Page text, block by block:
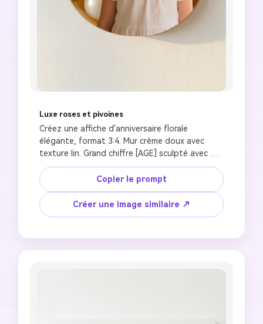
Luxe roses et pivoines
Créez une affiche d'anniversaire florale
élégante, format 3:4. Mur crème doux avec
texture lin. Grand chiffre [AGE] sculpté avec
profondeur douce. À l'intérieur : roses roses
tendres, pivoines blanches, séneçon argenté,
feuillage tombant, feuilles d'eucalyptus. Un bel
enfant de [AGE] ans avec traits du visage de
référence préservés, portant [OUTFIT], sourire
l'extérieur du chiffre créant un effet 3D.
Éclairage d'heure dorée chaleureux de côté,
Copier le prompt
Créer une image similaire ↗